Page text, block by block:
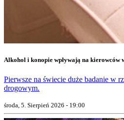
Alkohol i konopie wpływają na kierowców
Pierwsze na świecie duże badanie w
drogowym.
środa, 5. Sierpień 2026 - 19:00